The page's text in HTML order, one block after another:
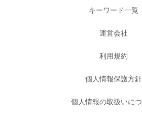
キーワード一覧
運営会社
利用規約
個人情報保護方針
個人情報の取扱いに